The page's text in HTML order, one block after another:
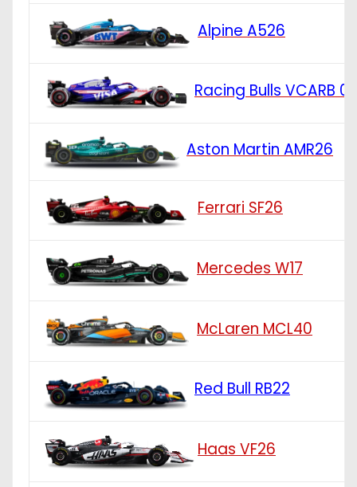
Alpine A526
Racing Bulls VCARB 03
Aston Martin AMR26
Ferrari SF26
Mercedes W17
McLaren MCL40
Red Bull RB22
Haas VF26